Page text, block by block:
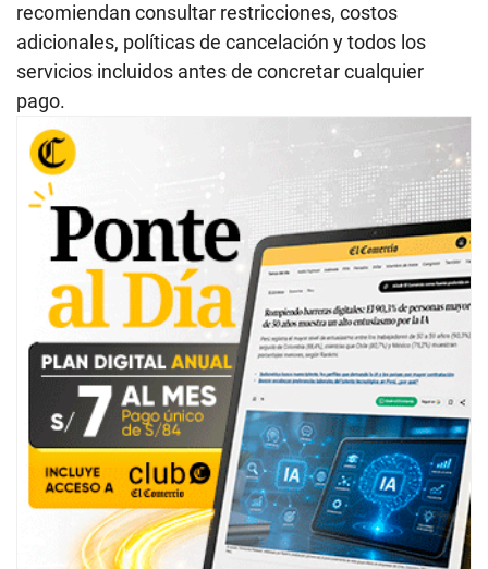
recomiendan consultar restricciones, costos
adicionales, políticas de cancelación y todos los
servicios incluidos antes de concretar cualquier
pago.